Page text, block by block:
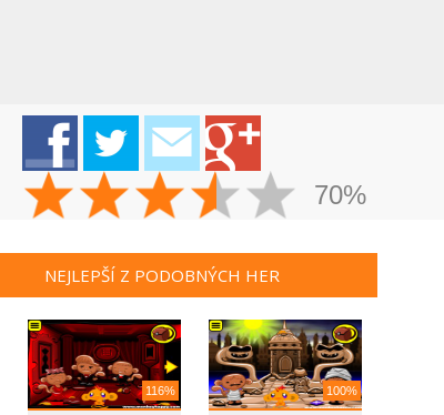
70%
NEJLEPŠÍ Z PODOBNÝCH HER
116% 100%